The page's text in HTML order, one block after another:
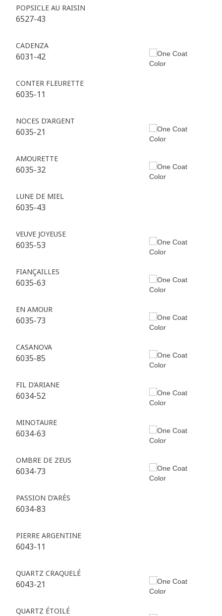
POPSICLE AU RAISIN
6527-43
CADENZA
6031-42
CONTER FLEURETTE
6035-11
NOCES D’ARGENT
6035-21
AMOURETTE
6035-32
LUNE DE MIEL
6035-43
VEUVE JOYEUSE
6035-53
FIANÇAILLES
6035-63
EN AMOUR
6035-73
CASANOVA
6035-85
FIL D’ARIANE
6034-52
MINOTAURE
6034-63
OMBRE DE ZEUS
6034-73
PASSION D’ARÈS
6034-83
PIERRE ARGENTINE
6043-11
QUARTZ CRAQUELÉ
6043-21
QUARTZ ÉTOILÉ